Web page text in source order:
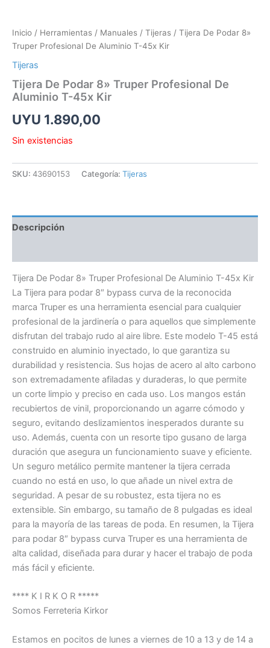
Inicio / Herramientas / Manuales / Tijeras / Tijera De Podar 8»
Truper Profesional De Aluminio T-45x Kir
Tijeras
Tijera De Podar 8» Truper Profesional De
Aluminio T-45x Kir
UYU 1.890,00
Sin existencias
SKU: 43690153 Categoría: Tijeras
Descripción
Tijera De Podar 8» Truper Profesional De Aluminio T-45x Kir
La Tijera para podar 8″ bypass curva de la reconocida
marca Truper es una herramienta esencial para cualquier
profesional de la jardinería o para aquellos que simplemente
disfrutan del trabajo rudo al aire libre. Este modelo T-45 está
construido en aluminio inyectado, lo que garantiza su
durabilidad y resistencia. Sus hojas de acero al alto carbono
son extremadamente afiladas y duraderas, lo que permite
un corte limpio y preciso en cada uso. Los mangos están
recubiertos de vinil, proporcionando un agarre cómodo y
seguro, evitando deslizamientos inesperados durante su
uso. Además, cuenta con un resorte tipo gusano de larga
duración que asegura un funcionamiento suave y eficiente.
Un seguro metálico permite mantener la tijera cerrada
cuando no está en uso, lo que añade un nivel extra de
seguridad. A pesar de su robustez, esta tijera no es
extensible. Sin embargo, su tamaño de 8 pulgadas es ideal
para la mayoría de las tareas de poda. En resumen, la Tijera
para podar 8″ bypass curva Truper es una herramienta de
alta calidad, diseñada para durar y hacer el trabajo de poda
más fácil y eficiente.
**** K I R K O R *****
Somos Ferreteria Kirkor
Estamos en pocitos de lunes a viernes de 10 a 13 y de 14 a